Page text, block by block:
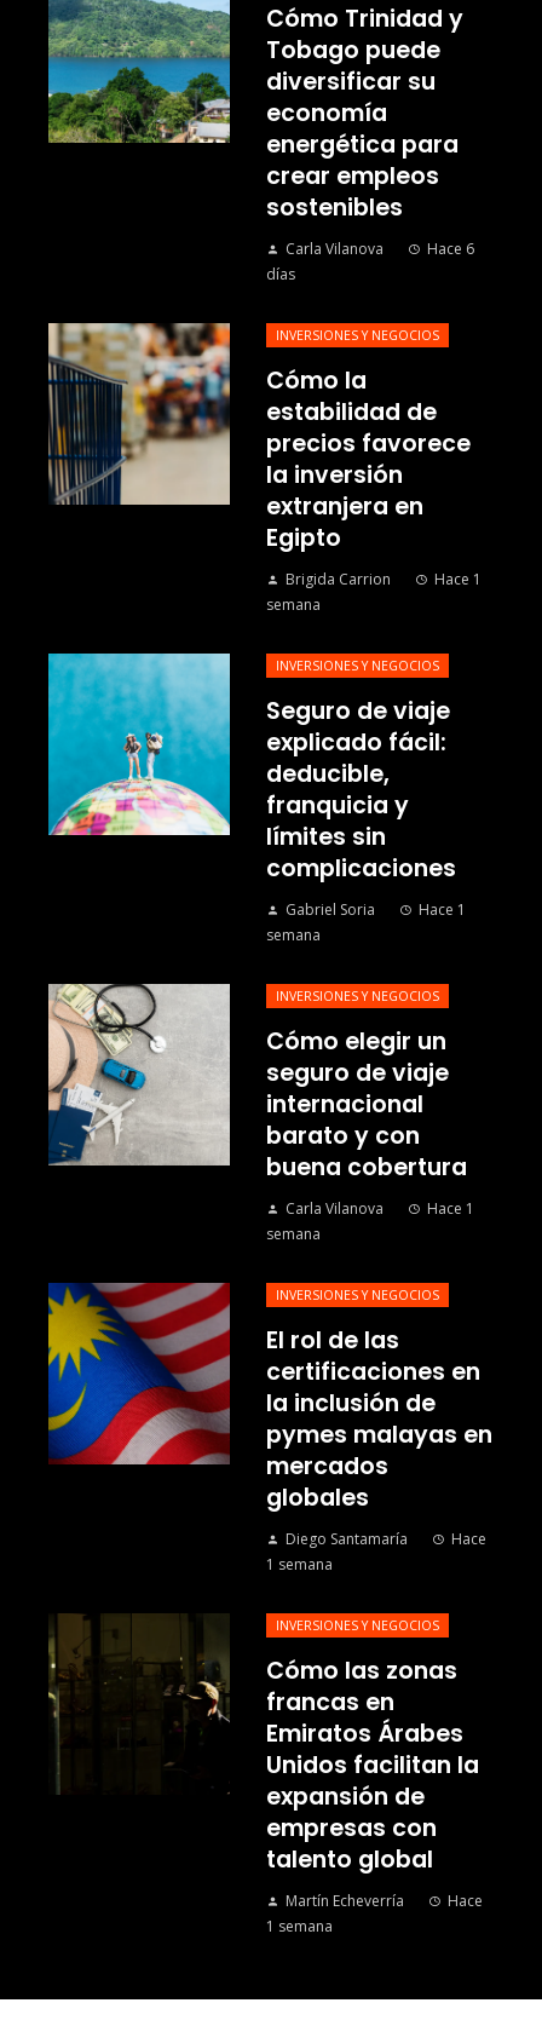
Cómo Trinidad y
Tobago puede
diversificar su
economía
energética para
crear empleos
sostenibles
Carla Vilanova
Hace 6
días
INVERSIONES Y NEGOCIOS
Cómo la
estabilidad de
precios favorece
la inversión
extranjera en
Egipto
Brigida Carrion
Hace 1
semana
INVERSIONES Y NEGOCIOS
Seguro de viaje
explicado fácil:
deducible,
franquicia y
límites sin
complicaciones
Gabriel Soria
Hace 1
semana
INVERSIONES Y NEGOCIOS
Cómo elegir un
seguro de viaje
internacional
barato y con
buena cobertura
Carla Vilanova
Hace 1
semana
INVERSIONES Y NEGOCIOS
El rol de las
certificaciones en
la inclusión de
pymes malayas en
mercados
globales
Diego Santamaría
Hace
1 semana
INVERSIONES Y NEGOCIOS
Cómo las zonas
francas en
Emiratos Árabes
Unidos facilitan la
expansión de
empresas con
talento global
Martín Echeverría
Hace
1 semana